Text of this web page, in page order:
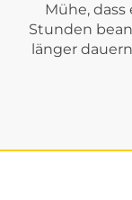
Mühe,
Stunden
länger